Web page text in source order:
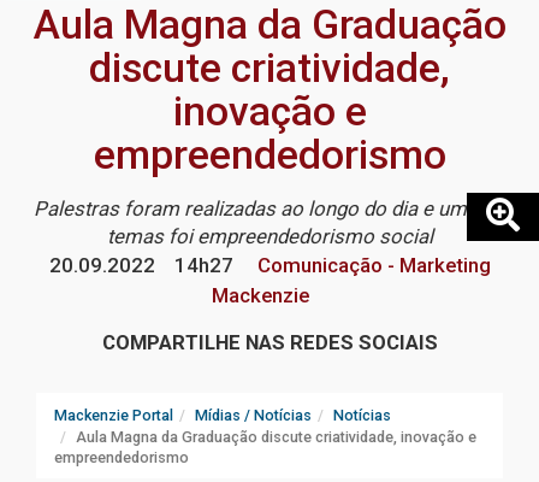
Aula Magna da Graduação
discute criatividade,
inovação e
empreendedorismo
Palestras foram realizadas ao longo do dia e um dos
temas foi empreendedorismo social
20.09.2022
14h27
Comunicação - Marketing
Mackenzie
COMPARTILHE NAS REDES SOCIAIS
Mackenzie Portal Mídias / Notícias
Notícias
Aula Magna da Graduação discute criatividade, inovação e
empreendedorismo